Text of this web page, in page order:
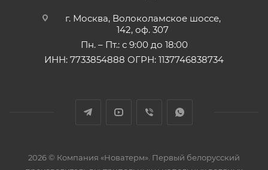
г. Москва, Волоколамское шоссе,
142, оф. 307
Пн. – Пт.: с 9:00 до 18:00
ИНН: 7733854888 ОГРН: 1137746838734
2026 © Компания «Новатерм». Первый белорусский